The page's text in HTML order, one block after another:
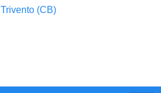
Trivento (CB)